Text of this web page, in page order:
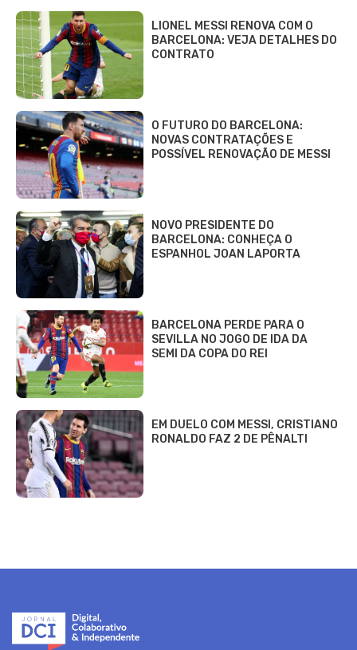
LIONEL MESSI RENOVA COM O
BARCELONA: VEJA DETALHES DO
CONTRATO
O FUTURO DO BARCELONA:
NOVAS CONTRATAÇÕES E
POSSÍVEL RENOVAÇÃO DE MESSI
NOVO PRESIDENTE DO
BARCELONA: CONHEÇA O
ESPANHOL JOAN LAPORTA
BARCELONA PERDE PARA O
SEVILLA NO JOGO DE IDA DA
SEMI DA COPA DO REI
EM DUELO COM MESSI, CRISTIANO
RONALDO FAZ 2 DE PÊNALTI